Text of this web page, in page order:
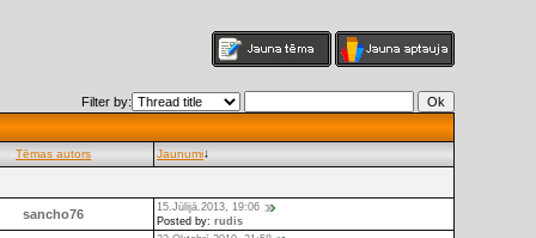
Filter by:
Tēmas autors Jaunumi↓
sancho76
15.Jūlijā.2013, 19:06
Posted by: rudis